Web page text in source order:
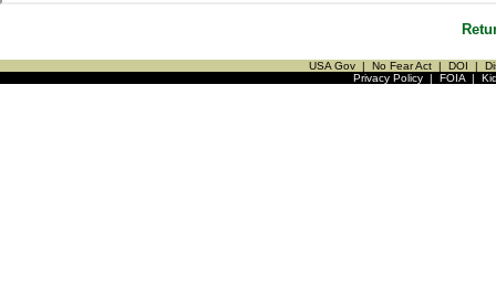
USA Gov | No Fear Act | DOI |
Privacy Policy| FOIA|